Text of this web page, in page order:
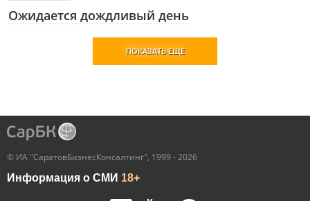
Ожидается дождливый день
ПОКАЗАТЬ ЕЩЕ
© ИА "СаратовБизнесКонсалтинг", 1999 - 2026
Информация о СМИ 18+